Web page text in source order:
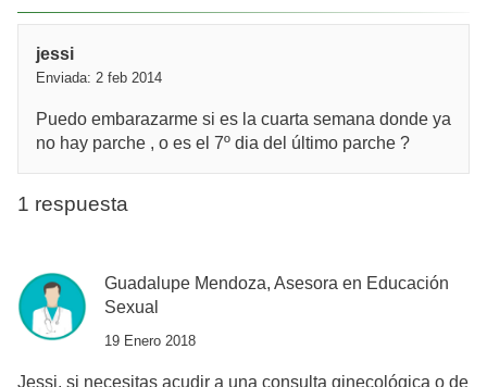
jessi
Enviada: 2 feb 2014
Puedo embarazarme si es la cuarta semana donde ya
no hay parche , o es el 7º dia del último parche ?
1 respuesta
Guadalupe Mendoza, Asesora en Educación
Sexual
19 Enero 2018
Jessi, si necesitas acudir a una consulta ginecológica o de